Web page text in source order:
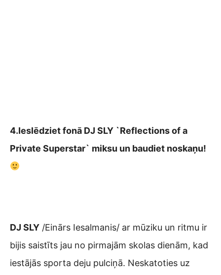
4.Ieslēdziet fonā DJ SLY `Reflections of a
Private Superstar` miksu un baudiet noskaņu!
DJ SLY /Einārs Iesalmanis/ ar mūziku un ritmu ir
bijis saistīts jau no pirmajām skolas dienām, kad
iestājās sporta deju pulciņā. Neskatoties uz